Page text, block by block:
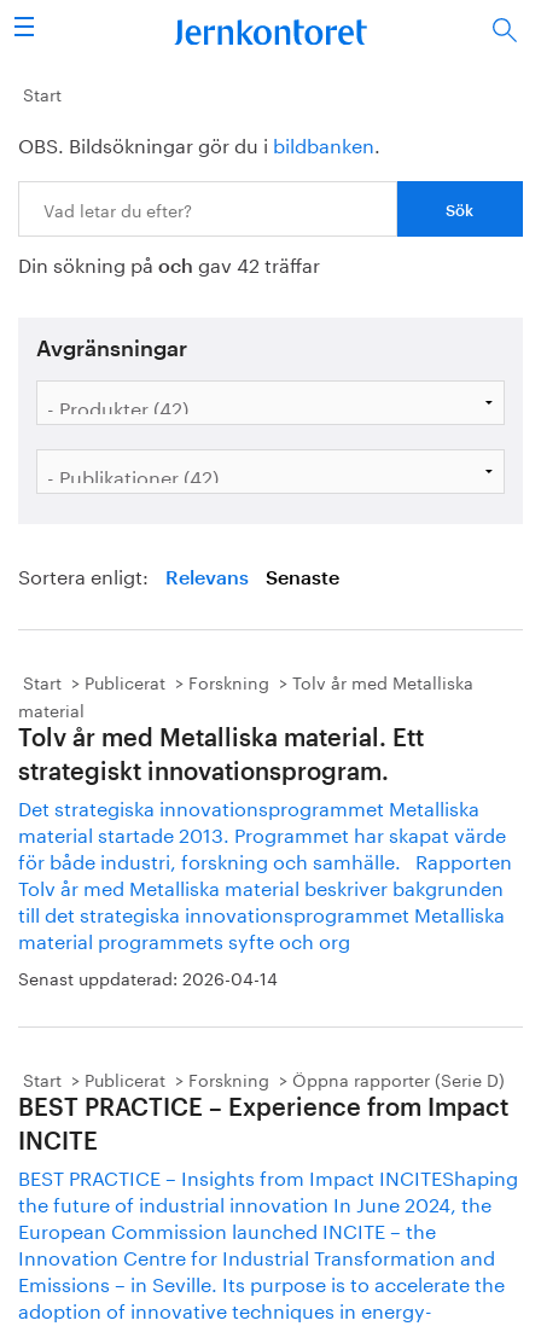
Sök
Stålindustrin
Vision 2050
Forskning/utbildning
Energi/miljö
Vi tycker
Bildbank
Start
OBS. Bildsökningar gör du i bildbanken.
Din sökning på och gav 42 träffar
Avgränsningar
Sortera enligt: Relevans Senaste
Start Publicerat Forskning
Tolv år med Metalliska
material
Tolv år med Metalliska material. Ett
strategiskt innovationsprogram.
Det strategiska innovationsprogrammet Metalliska
material startade 2013. Programmet har skapat värde
för både industri, forskning och samhälle. Rapporten
Tolv år med Metalliska material beskriver bakgrunden
till det strategiska innovationsprogrammet Metalliska
material programmets syfte och org
Senast uppdaterad: 2026-04-14
Start Publicerat Forskning Öppna rapporter (Serie D)
BEST PRACTICE – Experience from Impact
INCITE
BEST PRACTICE – Insights from Impact INCITEShaping
the future of industrial innovation In June 2024, the
European Commission launched INCITE – the
Innovation Centre for Industrial Transformation and
Emissions – in Seville. Its purpose is to accelerate the
adoption of innovative techniques in energy-